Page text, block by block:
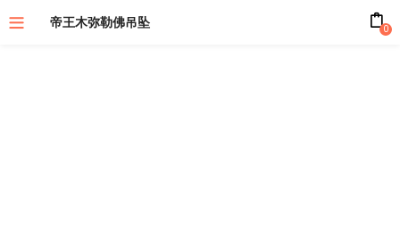
帝王木弥勒佛吊坠 0